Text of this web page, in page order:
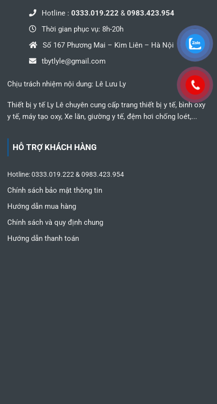
Hotline : 0333.019.222 & 0983.423.954
Thời gian phục vụ: 8h-20h
Số 167 Phương Mai – Kim Liên – Hà Nội
tbytlyle@gmail.com
Chịu trách nhiệm nội dung: Lê Lưu Ly
Thiết bị y tế Ly Lê chuyên cung cấp trang thiết bị y tế, bình oxy
y tế, máy tạo oxy, Xe lăn, giường y tế, đệm hơi chống loét,...
HỖ TRỢ KHÁCH HÀNG
Hotline: 0333.019.222 & 0983.423.954
Chính sách bảo mật thông tin
Hướng dẫn mua hàng
Chính sách và quy định chung
Hướng dẫn thanh toán